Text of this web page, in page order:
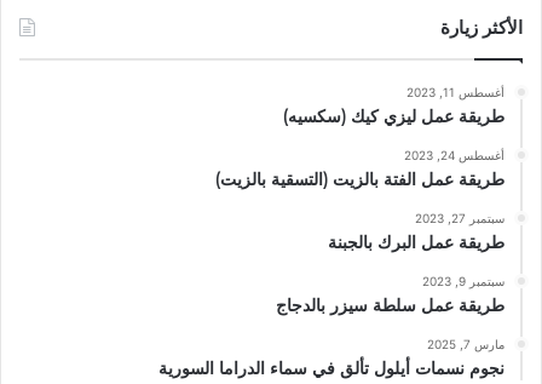
الأكثر زيارة
أغسطس 11, 2023
طريقة عمل ليزي كيك (سكسيه)
أغسطس 24, 2023
طريقة عمل الفتة بالزيت (التسقية بالزيت)
سبتمبر 27, 2023
طريقة عمل البرك بالجبنة
سبتمبر 9, 2023
طريقة عمل سلطة سيزر بالدجاج
مارس 7, 2025
نجوم نسمات أيلول تألق في سماء الدراما السورية